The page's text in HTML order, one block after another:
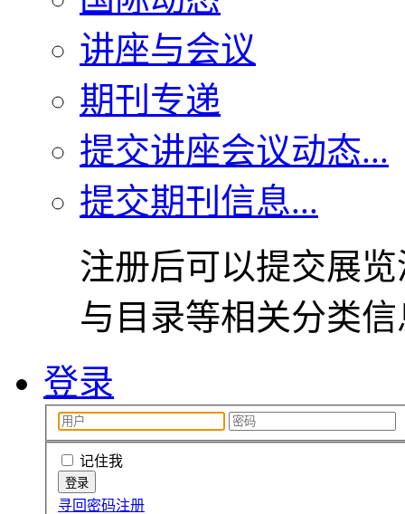
讲座与会议
期刊专递
提交讲座会议动态...
提交期刊信息...
注册后可以提交展
与目录等相关分类
登录
记住我
寻回密码注册